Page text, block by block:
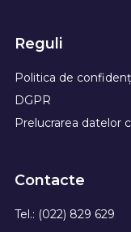
Reguli
Politica de
DGPR
Prelucrarea datelor
Contacte
Tel.: (022) 829 629